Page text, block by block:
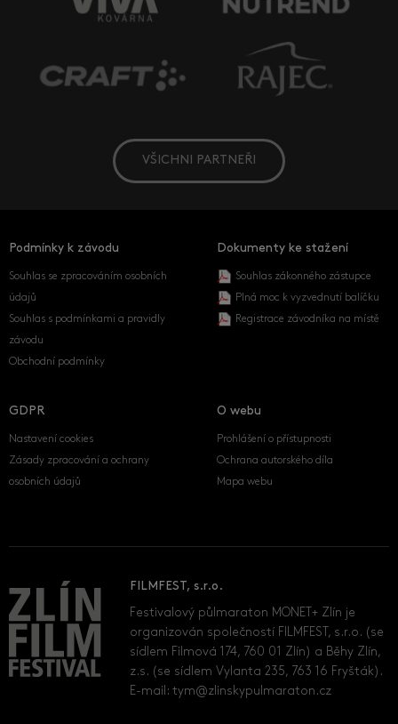
VŠICHNI PARTNEŘI
Podmínky k závodu
Souhlas se zpracováním osobních
údajů
Souhlas s podmínkami a pravidly
závodu
Obchodní podmínky
Dokumenty ke stažení
Souhlas zákonného zástupce
Plná moc k vyzvednutí balíčku
Registrace závodníka na místě
GDPR
Nastavení cookies
Zásady zpracování a ochrany
osobních údajů
O webu
Prohlášení o přístupnosti
Ochrana autorského díla
Mapa webu
FILMFEST, s.r.o.
Festivalový půlmaraton MONET+ Zlín je
organizován společností FILMFEST, s.r.o. (se
sídlem Filmová 174, 760 01 Zlín) a Běhy Zlín,
z.s. (se sídlem Vylanta 235, 763 16 Fryšták).
E-mail:tym@zlinskypulmaraton.cz